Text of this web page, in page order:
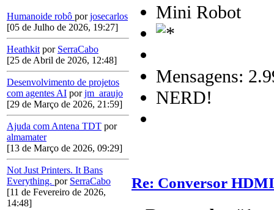
Humanoide robô porjosecarlos
[05 de Julho de 2026, 19:27]
Heathkit por SerraCabo
[25 de Abril de 2026, 12:48]
Desenvolvimento de projetos
com agentes AI porjm_araujo
[29 de Março de 2026, 21:59]
Ajuda com Antena TDT por
almamater
[13 de Março de 2026, 09:29]
Not Just Printers. It Bans
Everything. por SerraCabo
[11 de Fevereiro de 2026,
14:48]
Mini Robot
Mensagens:
NERD!
Re: Conversor